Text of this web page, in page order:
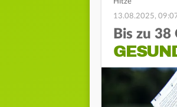
13.08.2025,
Bis zu 38